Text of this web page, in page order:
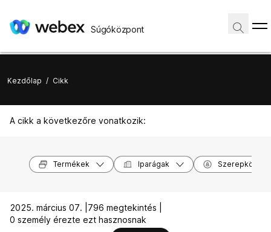
Súgóközpont
Kezdőlap / Cikk
A cikk a következőre vonatkozik:
Termékek Iparágak Szerepkörök
2025. március 07. | 796 megtekintés |
0 személy érezte ezt hasznosnak